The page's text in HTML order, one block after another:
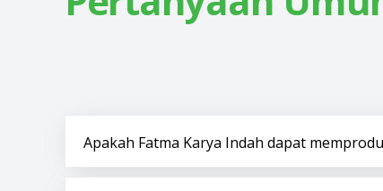
Apakah Fatma Karya Indah dapat